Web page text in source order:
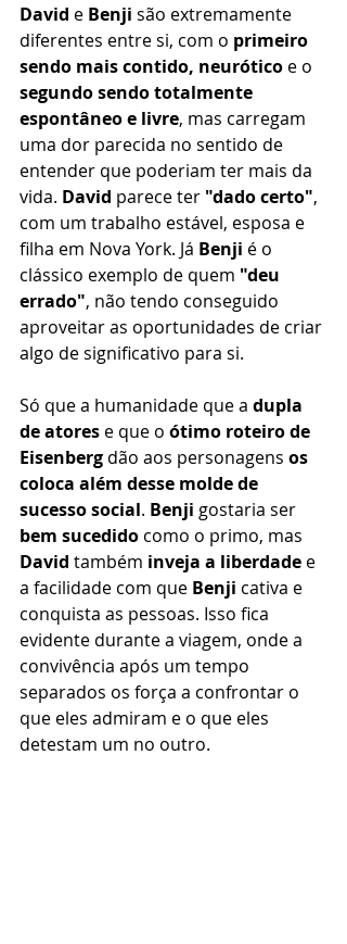
David e Benji são extremamente
diferentes entre si, com o primeiro
sendo mais contido, neurótico e o
segundo sendo totalmente
espontâneo e livre, mas carregam
uma dor parecida no sentido de
entender que poderiam ter mais da
vida. David parece ter "dado certo",
com um trabalho estável, esposa e
filha em Nova York. Já Benji é o
clássico exemplo de quem "deu
errado", não tendo conseguido
aproveitar as oportunidades de criar
algo de significativo para si.
Só que a humanidade que a dupla
de atores e que o ótimo roteiro de
Eisenberg dão aos personagens os
coloca além desse molde de
sucesso social. Benji gostaria ser
bem sucedido como o primo, mas
David também inveja a liberdade e
a facilidade com que Benji cativa e
conquista as pessoas. Isso fica
evidente durante a viagem, onde a
convivência após um tempo
separados os força a confrontar o
que eles admiram e o que eles
detestam um no outro.